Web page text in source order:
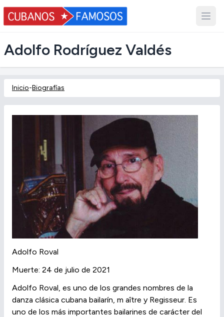
Adolfo Rodríguez Valdés
Inicio-Biografías
Adolfo Roval
Muerte: 24 de julio de 2021
Adolfo Roval, es uno de los grandes nombres de la
danza clásica cubana bailarín, m aître y Regisseur. Es
uno de los más importantes bailarines de carácter del